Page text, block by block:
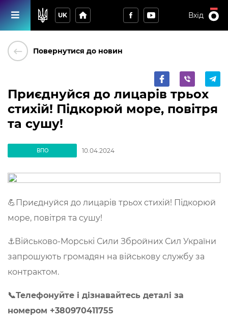
UK home Вхід
keyboard_backspace Повернутися до новин
Приєднуйся до лицарів трьох
стихій! Підкорюй море, повітря
та сушу!
ВПО 10.04.2024
💪Приєднуйся до лицарів трьох стихій! Підкорюй
море, повітря та сушу!
⚓️Військово-Морські Сили Збройних Сил України
запрошують громадян на військову службу за
контрактом.
📞Телефонуйте і дізнавайтесь деталі за
номером +380970411755